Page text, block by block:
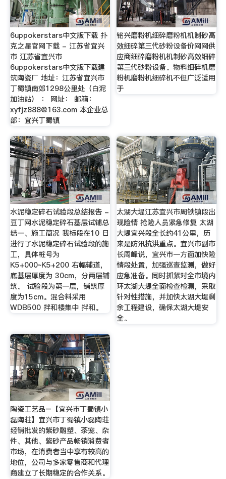
6uppokerstars中文版下载 扑
克之星官网下载 - 江苏省宜兴
市 江苏省宜兴市
6uppokerstars中文版下载建
筑陶瓷厂 地址：江苏省宜兴市
丁蜀镇南郊1298公里处（白泥
加油站） ： 网址： 邮箱：
xyfjz888@163.com本企业总
部：宜兴丁蜀镇
铭兴磨粉机细碎磨粉机机制砂高
效细碎第三代砂粉设备价网网供
应商细碎磨粉机机制砂高效细碎
第三代砂粉设备。物料细碎机磨
粉机磨粉机细碎机不但广泛适用
于
水泥稳定碎石试验段总结报告 -
豆丁网水泥稳定碎石基层试铺总
结一、施工简况 我标段在10 日
进行了水泥稳定碎石试验段的施
工，具体桩号为
K5+000~K5+200 右幅辅道，
底基层厚度为 30cm，分两层铺
筑。 试验段为第一层，铺筑厚
度为15cm。混合料采用
WDB500 拌和楼集中 拌和。
太湖大堤江苏宜兴市周铁镇段出
现险情 抢险人员紧急修复 太湖
大堤宜兴段全长约41公里，历
来是防汛抗洪重点。宜兴市副市
长周峰说，宜兴市一方面加快险
情段处置，加强巡查监测，做好
应急准备。同时抓紧对全市境内
环太湖大堤全面检查检测，采取
针对性措施，并加快太湖大堤剩
余工程建设，确保太湖大堤安
全。
陶瓷工艺品–【宜兴市丁蜀镇小
磊陶荘】宜兴市丁蜀镇小磊陶荘
经销批发的紫砂雕塑、茶宠、杂
件、其他、紫砂产品畅销消费者
市场，在消费者当中享有较高的
地位，公司与多家零售商和代理
商建立了长期稳定的合作关系。